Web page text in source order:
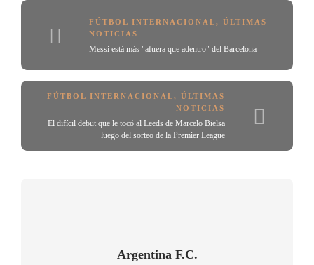
FÚTBOL INTERNACIONAL, ÚLTIMAS
NOTICIAS
Messi está más "afuera que adentro" del Barcelona
FÚTBOL INTERNACIONAL, ÚLTIMAS
NOTICIAS
El difícil debut que le tocó al Leeds de Marcelo Bielsa
luego del sorteo de la Premier League
Argentina F.C.